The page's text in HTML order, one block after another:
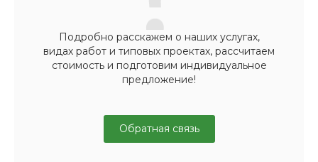
Подробно расскажем о наших услугах,
видах работ и типовых проектах, рассчитаем
стоимость и подготовим индивидуальное
предложение!
Обратная связь